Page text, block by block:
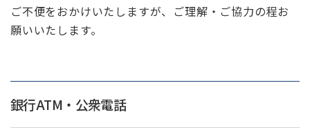
ご不便をおかけいたしますが、ご理解・ご協力の程お
願いいたします。
銀行ATM・公衆電話